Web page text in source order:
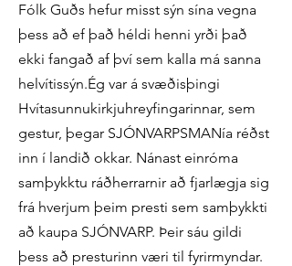
Fólk Guðs hefur misst sýn sína vegna
þess að ef það héldi henni yrði það
ekki fangað af því sem kalla má sanna
helvítissýn.Ég var á svæðisþingi
Hvítasunnukirkjuhreyfingarinnar, sem
gestur, þegar SJÓNVARPSMANía réðst
inn í landið okkar. Nánast einróma
samþykktu ráðherrarnir að fjarlægja sig
frá hverjum þeim presti sem samþykkti
að kaupa SJÓNVARP. Þeir sáu gildi
þess að presturinn væri til fyrirmyndar.